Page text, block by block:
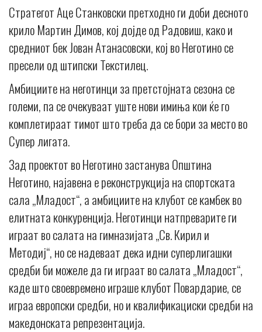
Стратегот Аце Станковски претходно ги доби десното
крило Мартин Димов, кој дојде од Радовиш, како и
средниот бек Јован Атанасовски, кој во Неготино се
пресели од штипски Текстилец.
Амбициите на неготинци за претстојната сезона се
големи, па се очекуваат уште нови имиња кои ќе го
комплетираат тимот што треба да се бори за место во
Супер лигата.
Зад проектот во Неготино застанува Општина
Неготино, најавена е реконструкција на спортската
сала „Младост“, а амбициите на клубот се камбек во
елитната конкуренција. Неготинци натпреварите ги
играат во салата на гимназијата „Св. Кирил и
Методиј“, но се надеваат дека идни суперлигашки
средби би можеле да ги играат во салата „Младост“,
каде што своевремено играше клубот Повардарие, се
играа европски средби, но и квалификациски средби на
македонската репрезентација.